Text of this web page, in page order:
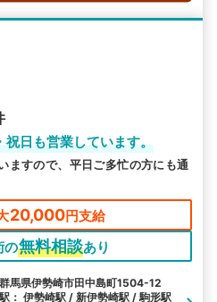
祝日も営業しています。
ますので、平日ご多忙の方にも通
20,000円支給
の無料相談あり
馬県伊勢崎市田中島町1504-12
： 伊勢崎駅 / 新伊勢崎駅 / 駒形駅